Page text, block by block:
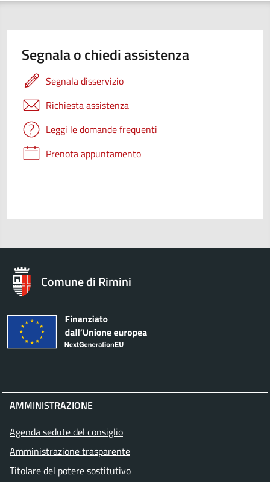
Segnala o chiedi assistenza
Segnala disservizio
Richiesta assistenza
Leggi le domande frequenti
Prenota appuntamento
Comune di Rimini
AMMINISTRAZIONE
Agenda sedute del consiglio
Amministrazione trasparente
Titolare del potere sostitutivo